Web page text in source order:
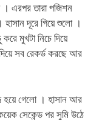
এরপর তারা পজিশন
দূরে গিয়ে শুলো ।
মুখটা নিচে দিয়ে
সব রেকর্ড করছে আর
গেলো । হাসান আর
সেকেন্ড পর সুমি উঠে